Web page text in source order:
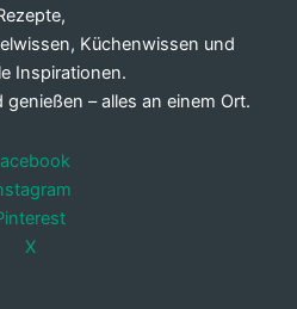
Küchenwissen und
Inspirationen.
– alles an einem Ort.
X